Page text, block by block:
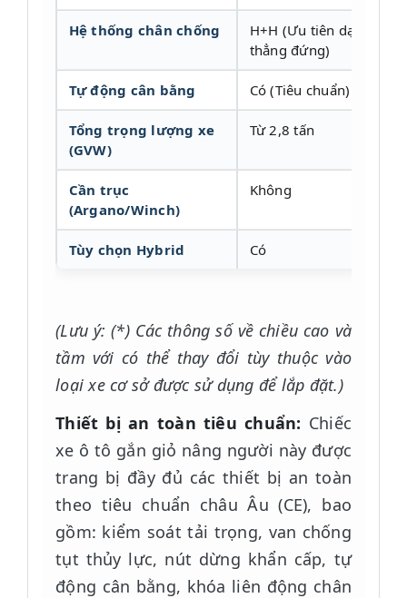
Hệ thống chân chống
H+H (Ưu tiên dạng
thẳng đứng)
Tự động cân bằng Có (Tiêu chuẩn)
Tổng trọng lượng xe
(GVW)
Từ 2,8 tấn
Cần trục
(Argano/Winch)
Không
Tùy chọn Hybrid Có
(Lưu ý: (*) Các thông số về chiều cao và
tầm với có thể thay đổi tùy thuộc vào
loại xe cơ sở được sử dụng để lắp đặt.)
Thiết bị an toàn tiêu chuẩn: Chiếc
xe ô tô gắn giỏ nâng người này được
trang bị đầy đủ các thiết bị an toàn
theo tiêu chuẩn châu Âu (CE), bao
gồm: kiểm soát tải trọng, van chống
tụt thủy lực, nút dừng khẩn cấp, tự
động cân bằng, khóa liên động chân